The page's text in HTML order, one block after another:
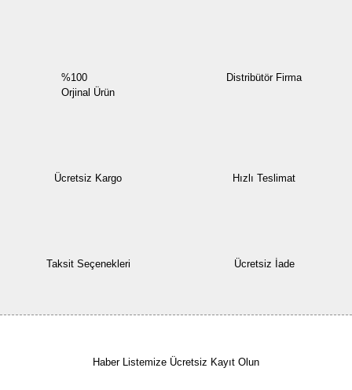
%100
Orjinal Ürün
Distribütör Firma
Ücretsiz Kargo Hızlı Teslimat
Taksit Seçenekleri Ücretsiz İade
Haber Listemize Ücretsiz Kayıt Olun